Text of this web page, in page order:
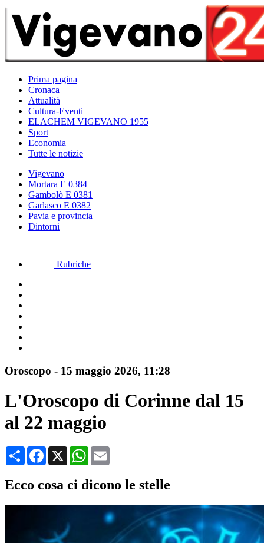
Prima pagina
Cronaca
Attualità
Cultura-Eventi
ELACHEM VIGEVANO 1955
Sport
Economia
Tutte le notizie
Vigevano
Mortara E 0384
Gambolò E 0381
Garlasco E 0382
Pavia e provincia
Dintorni
Rubriche
Oroscopo - 15 maggio 2026, 11:28
L'Oroscopo di Corinne dal 15
al 22 maggio
CondividiFacebook
X WhatsApp
Ecco cosa ci dicono le stelle